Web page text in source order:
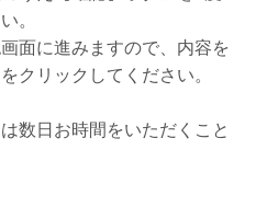
。
面に進みますので、内容を
クリックしてください。
数日お時間をいただくこと